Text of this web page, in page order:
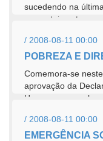
sucedendo na
comentei nestas...
/ 2008-08-11 00:00
POBREZA E
Comemora-se
aprovação da
Humanos, a qual,
/ 2008-08-11 00:00
EMERGÊNCIA